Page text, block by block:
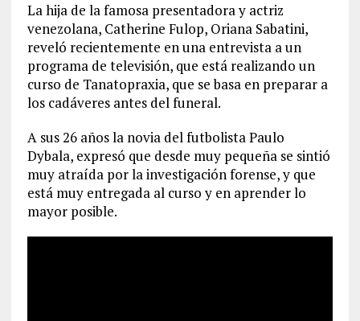
La hija de la famosa presentadora y actriz
venezolana, Catherine Fulop, Oriana Sabatini,
reveló recientemente en una entrevista a un
programa de televisión, que está realizando un
curso de Tanatopraxia, que se basa en preparar a
los cadáveres antes del funeral.
A sus 26 años la novia del futbolista Paulo
Dybala, expresó que desde muy pequeña se sintió
muy atraída por la investigación forense, y que
está muy entregada al curso y en aprender lo
mayor posible.